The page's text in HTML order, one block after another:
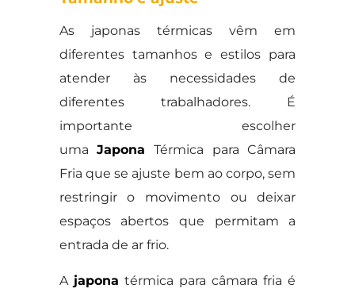
As japonas térmicas vêm em
diferentes tamanhos e estilos para
atender às necessidades de
diferentes trabalhadores. É
importante escolher
umaJapona Térmica para Câmara
Fria que se ajuste bem ao corpo, sem
restringir o movimento ou deixar
espaços abertos que permitam a
entrada de ar frio.
A japona térmica para câmara fria é